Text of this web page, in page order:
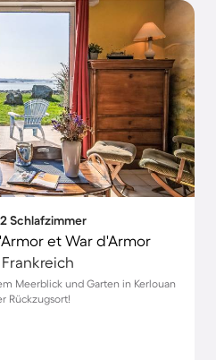
Schlafzimmer
et War d'Armor
Meerblick und Garten in Kerlouan
Rückzugsort!